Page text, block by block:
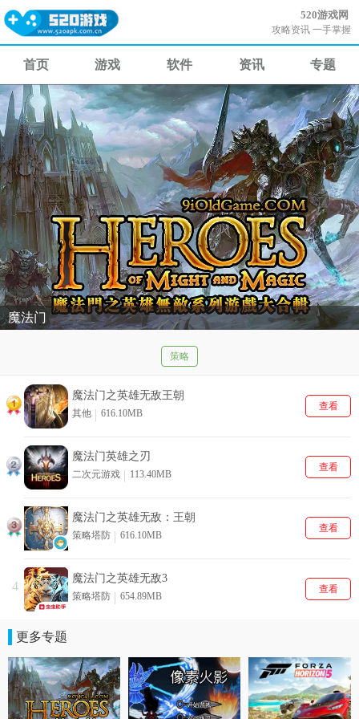
520游戏网
攻略资讯 一手掌握
首页 游戏 软件 资讯 专题
魔法门
策略
魔法门之英雄无敌王朝
其他 616.10MB
查看
魔法门英雄之刃
二次元游戏 113.40MB
查看
魔法门之英雄无敌：王朝
策略塔防 616.10MB
查看
4
魔法门之英雄无敌3
策略塔防 654.89MB
查看
更多专题